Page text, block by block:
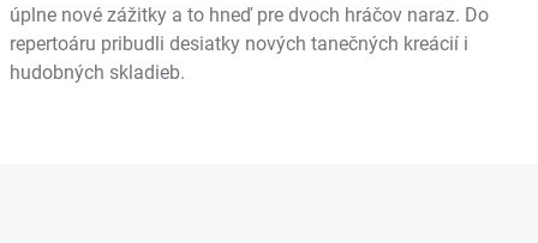
úplne nové zážitky a to hneď pre dvoch hráčov naraz. Do
repertoáru pribudli desiatky nových tanečných kreácií i
hudobných skladieb.